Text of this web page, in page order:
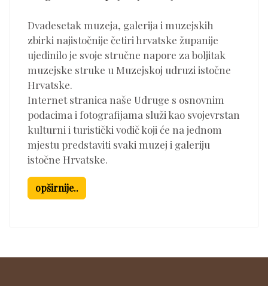
Dvadesetak muzeja, galerija i muzejskih
zbirki najistočnije četiri hrvatske županije
ujedinilo je svoje stručne napore za boljitak
muzejske struke u Muzejskoj udruzi istočne
Hrvatske.
Internet stranica naše Udruge s osnovnim
podacima i fotografijama služi kao svojevrstan
kulturni i turistički vodič koji će na jednom
mjestu predstaviti svaki muzej i galeriju
istočne Hrvatske.
opširnije..